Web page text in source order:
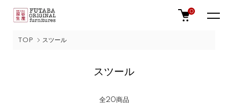
0
TOP スツール
スツール
全20商品